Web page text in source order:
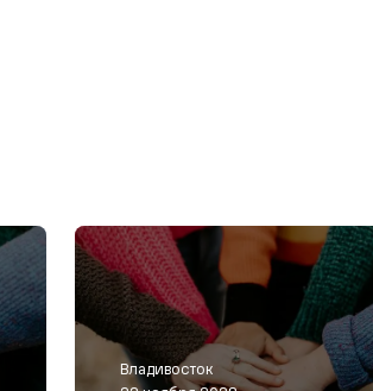
Владивосток